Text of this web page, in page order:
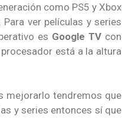
como PS5 y Xbox
Para ver películas y series
es Google TVcon
está a la altura
mejorarlo tendremos que
y series entonces sí que